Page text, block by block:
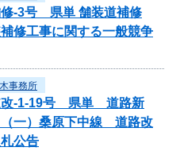
修-3号 県単 舗装道補修
修工事に関する一般競争
事務所
改-1-19号 県単 道路新
一）桑原下中線 道路改
公告